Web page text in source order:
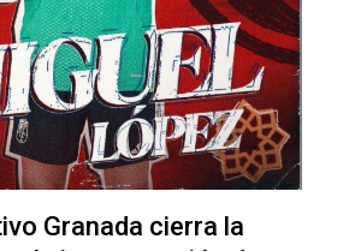
Granada cierra la